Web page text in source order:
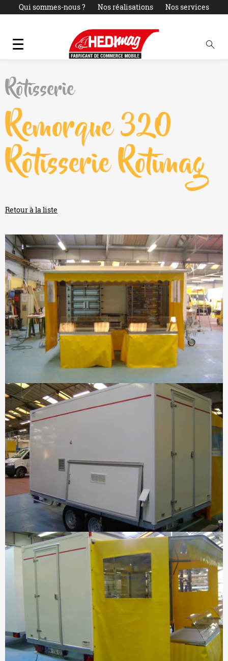
Qui sommes-nous ? Nos réalisations
Nos services
Rôtisserie
Remorque 320
Rôtisserie Rotimag
Retour à la liste